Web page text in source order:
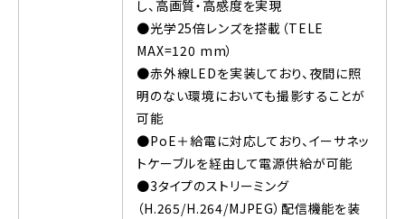
し、高画質・高感度を実現
●光学25倍レンズを搭載（TELE
MAX=120 mm）
●赤外線LEDを実装しており、夜間に照
明のない環境においても撮影することが
可能
●PoE＋給電に対応しており、イーサネッ
トケーブルを経由して電源供給が可能
●3タイプのストリーミング
（H.265/H.264/MJPEG）配信機能を装